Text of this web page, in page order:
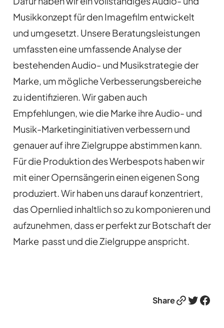
Musikkonzept für den Imagefilm entwickelt
und umgesetzt. Unsere Beratungsleistungen
umfassten eine umfassende Analyse der
bestehenden Audio- und Musikstrategie der
Marke, um mögliche Verbesserungsbereiche
zu identifizieren. Wir gaben auch
Empfehlungen, wie die Marke ihre Audio- und
Musik-Marketinginitiativen verbessern und
genauer auf ihre Zielgruppe abstimmen kann.
Für die Produktion des Werbespots haben wir
mit einer Opernsängerin einen eigenen Song
produziert. Wir haben uns darauf konzentriert,
das Opernlied inhaltlich so zu komponieren und
aufzunehmen, dass er perfekt zur Botschaft der
Marke passt und die Zielgruppe anspricht.
ShareLink Twitter Facebook